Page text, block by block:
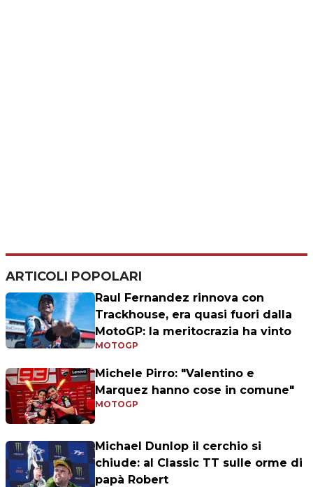
ARTICOLI POPOLARI
Raul Fernandez rinnova con
Trackhouse, era quasi fuori dalla
MotoGP: la meritocrazia ha vinto
MOTOGP
Michele Pirro: "Valentino e
Marquez hanno cose in comune"
MOTOGP
Michael Dunlop il cerchio si
chiude: al Classic TT sulle orme di
papà Robert